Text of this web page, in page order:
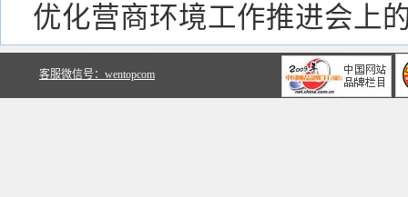
优化营商环境工作推进会上
客服微信号：wentopcom